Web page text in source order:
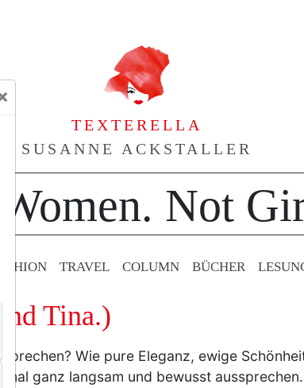
TEXTERELLA
SUSANNE ACKSTALLER
Not
TRAVEL COLUMN BÜCHER
Tina.)
Wie pure Eleganz, ewige
ganz langsam und bewusst